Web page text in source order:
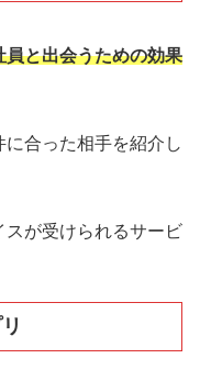
と出会うための効果
合った相手を紹介し
が受けられるサービ